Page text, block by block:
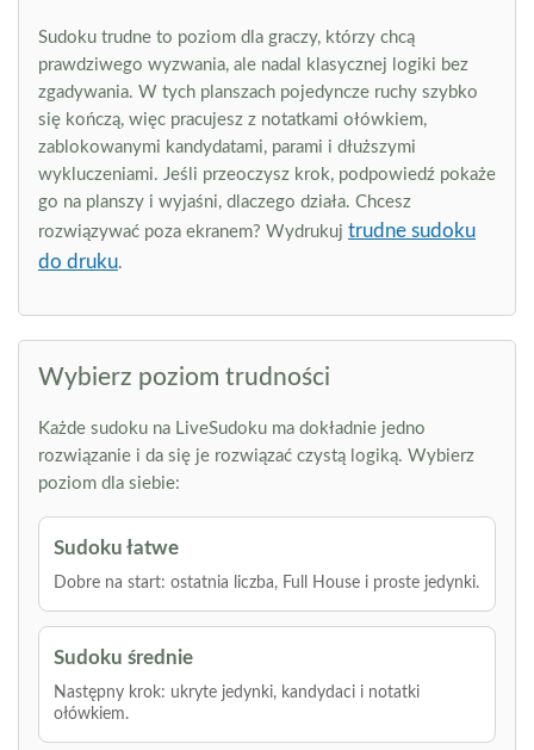
Sudoku trudne to poziom dla graczy, którzy chcą
prawdziwego wyzwania, ale nadal klasycznej logiki bez
zgadywania. W tych planszach pojedyncze ruchy szybko
się kończą, więc pracujesz z notatkami ołówkiem,
zablokowanymi kandydatami, parami i dłuższymi
wykluczeniami. Jeśli przeoczysz krok, podpowiedź pokaże
go na planszy i wyjaśni, dlaczego działa. Chcesz
rozwiązywać poza ekranem? Wydrukuj trudne sudoku
do druku.
Wybierz poziom trudności
Każde sudoku na LiveSudoku ma dokładnie jedno
rozwiązanie i da się je rozwiązać czystą logiką. Wybierz
poziom dla siebie:
Sudoku łatwe
Dobre na start: ostatnia liczba, Full House i proste jedynki.
Sudoku średnie
Następny krok: ukryte jedynki, kandydaci i notatki
ołówkiem.